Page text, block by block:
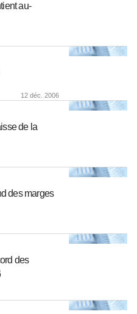
au-
12 déc. 2006
de la
des marges
des